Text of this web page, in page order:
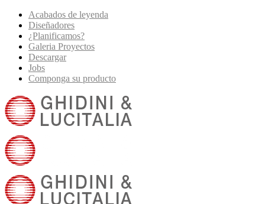
Acabados de leyenda
Diseñadores
¿Planificamos?
Galeria Proyectos
Descargar
Jobs
Componga su producto